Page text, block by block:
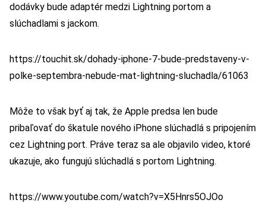
dodávky bude adaptér medzi Lightning portom a
slúchadlami s jackom.
https://touchit.sk/dohady-iphone-7-bude-predstaveny-v-
polke-septembra-nebude-mat-lightning-sluchadla/61063
Môže to však byť aj tak, že Apple predsa len bude
pribaľovať do škatule nového iPhone slúchadlá s pripojením
cez Lightning port. Práve teraz sa ale objavilo video, ktoré
ukazuje, ako fungujú slúchadlá s portom Lightning.
https://www.youtube.com/watch?v=X5Hnrs5OJOo